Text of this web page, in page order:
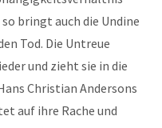
bringt auch die Undine
Tod. Die Untreue
und zieht sie in die
Christian Andersons
auf ihre Rache und